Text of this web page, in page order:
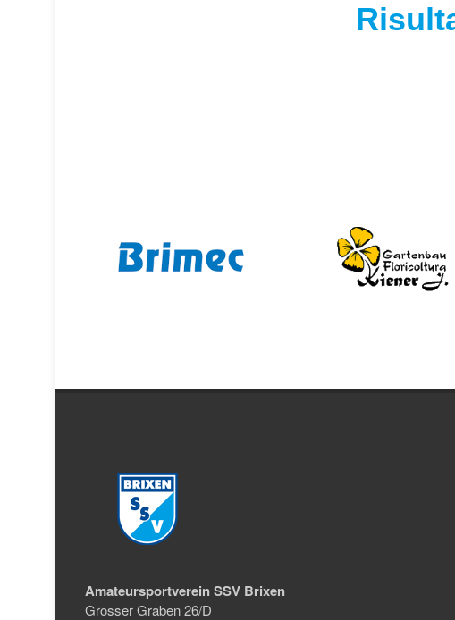
Amateursportverein SSV Brixen
Grosser Graben 26/D